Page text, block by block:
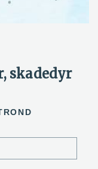
skadedyr